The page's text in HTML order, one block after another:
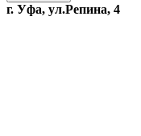
г. Уфа, ул.Репина, 4